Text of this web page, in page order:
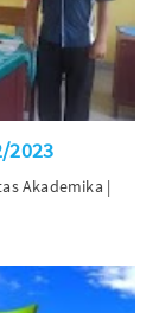
2023
Akademika |